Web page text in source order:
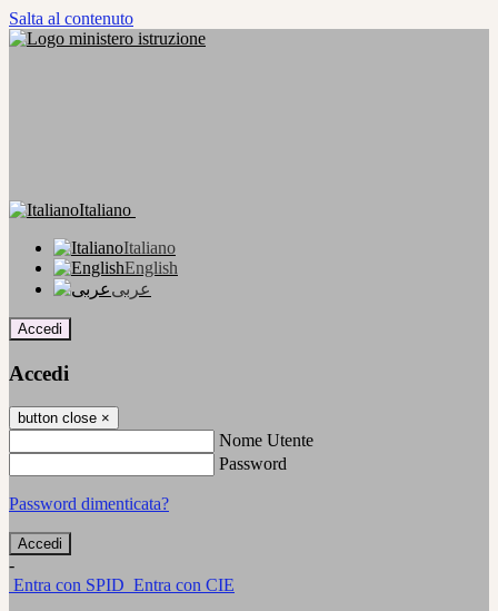
Salta al contenuto
Italiano
Italiano
English
عربى
Accedi
Accedi
button close ×
Nome Utente
Password
Password dimenticata?
-
Entra con SPID Entra con CIE